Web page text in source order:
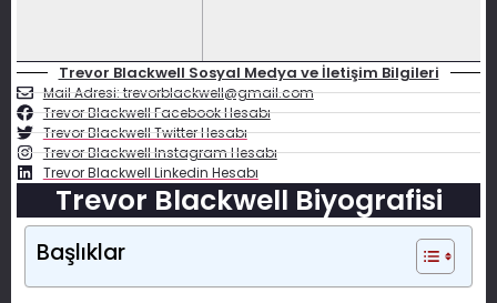
Trevor Blackwell Sosyal Medya ve İletişim Bilgileri
Mail Adresi: trevorblackwell@gmail.com
Trevor Blackwell Facebook Hesabı
Trevor Blackwell Twitter Hesabı
Trevor Blackwell Instagram Hesabı
Trevor Blackwell Linkedin Hesabı
Trevor Blackwell Biyografisi
Başlıklar